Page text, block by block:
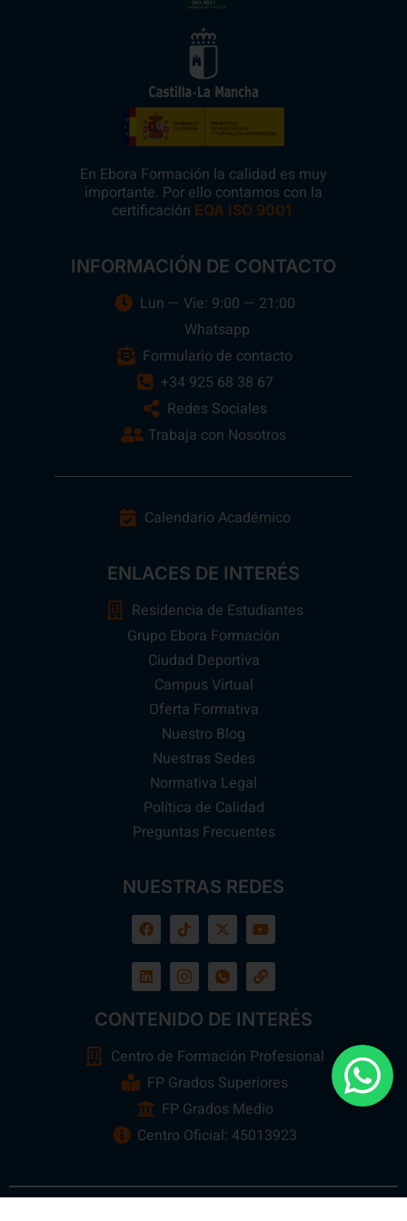
En Ebora Formación la calidad es muy
importante. Por ello contamos con la
certificación EQA ISO 9001
INFORMACIÓN DE CONTACTO
Lun — Vie: 9:00 — 21:00
Whatsapp
Formulario de contacto
+34 925 68 38 67
Redes Sociales
Trabaja con Nosotros
Calendario Académico
ENLACES DE INTERÉS
Residencia de Estudiantes
Grupo Ebora Formación
Ciudad Deportiva
Campus Virtual
Oferta Formativa
Nuestro Blog
Nuestras Sedes
Normativa Legal
Política de Calidad
Preguntas Frecuentes
NUESTRAS REDES
CONTENIDO DE INTERÉS
Centro de Formación Profesional
FP Grados Superiores
FP Grados Medio
Centro Oficial: 45013923